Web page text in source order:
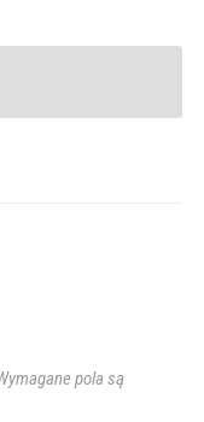
pola są